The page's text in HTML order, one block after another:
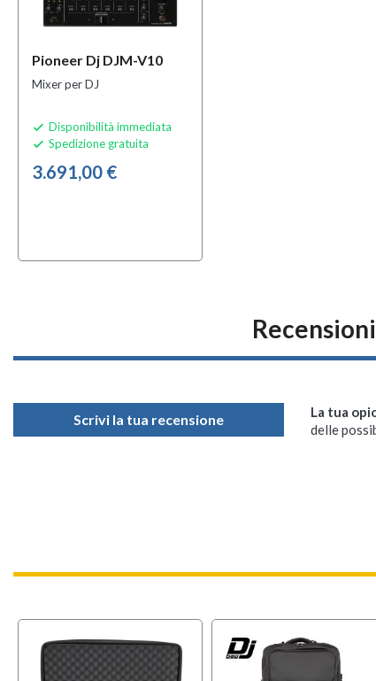
Pioneer Dj DJM-V10
Mixer per DJ
 Disponibilità immediata
 Spedizione gratuita
3.691,00 €
Scrivi la tua recensione La tua
delle